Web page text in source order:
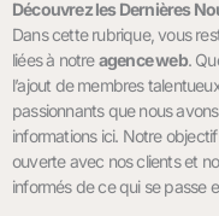
Découvrez les Dernières
Dans cette rubrique, vous
liées à notreagence web.
l’ajout de membres
passionnants que nous
informations ici. Notre
ouverte avec nos clients et
informés de ce qui se passe